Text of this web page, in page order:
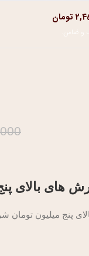
تومان
های بالای
پنج میلیون تومان